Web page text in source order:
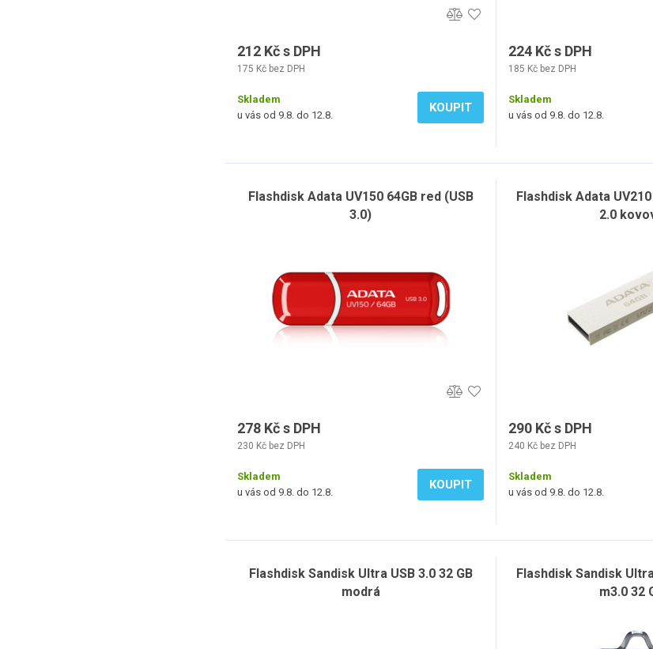
212 Kč s DPH
175 Kč bez DPH
Skladem
u vás od 9.8. do 12.8.
KOUPIT
224 Kč s DPH
185 Kč bez DPH
Skladem
u vás od 9.8. do 12.8.
Flashdisk Adata UV150 64GB red (USB
3.0)
278 Kč s DPH
230 Kč bez DPH
Skladem
u vás od 9.8. do 12.8.
KOUPIT
Flashdisk Adata
2.0
290 Kč s DPH
240 Kč bez DPH
Skladem
u vás od 9.8. do 12.8.
Flashdisk Sandisk Ultra USB 3.0 32 GB
modrá
Flashdisk Sandisk
m3.0 32